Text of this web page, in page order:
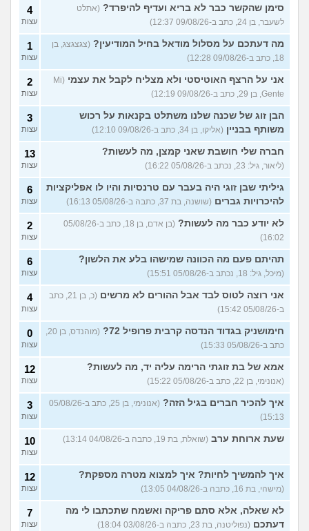
סימן שהקשר כבר לא בריא ועדיף להיפרד? (אתלט
לשעבר, בן 24, כתב ב-09/08/26 12:37)
4
עצות
מה דעתכם על מסלול מודאל בחיל המודיעין? (צגצגצג, בן
18, כתב ב-09/08/26 12:28)
1
עצות
אני על הרצף האוטיסטי ולא מצליח לקבל את עצמי
(Mi
Gente, בן 29, כתב ב-09/08/26 12:19)
2
עצות
הבן זוג של שכנה שלנו משתלט בקנאות על רכוש
משותף בבניין (אליקו, בן 34, כתב ב-09/08/26 12:10)
3
עצות
חברה שלי חושבת שאני קמצן, מה לעשות?
(ליאור, גיל: 23, נכתב ב-05/08/26 16:22)
13
עצות
גיליתי שבן זוגי היה בעבר עם טרנסיות והיו לו אפליקציות
להיכרויות גברים (שושנה, בת 37, כתבה ב-05/08/26 16:13)
6
עצות
לא יודע כבר מה לעשות?
(בן אדם, בן 18, כתב ב-05/08/26
16:02)
2
עצות
תהיתם פעם מה הכוונה שמישהו בלע את הלשון?
(מיכל, גיל: 18, נכתב ב-05/08/26 15:51)
6
עצות
אני רוצה לטוס לבד אבל ההורים לא מרשים
(כ, בן 21, כתב
ב-05/08/26 15:42)
4
עצות
חימושניק בגדוד הנדסה קרבית פרופיל 72?
(מוהנדס, בן 20,
כתב ב-05/08/26 15:33)
0
עצות
אמא של בת זוגתי הרימה עליה יד, מה לעשות?
(אנונימי, בן 22, כתב ב-05/08/26 15:22)
12
עצות
איך להכיר חברים בגיל הזה?
(אנונימי, בן 25, כתב ב-05/08/26
15:13)
3
עצות
שעת ארוחת ערב (שואלת, בת 19, כתבה ב-04/08/26 13:14) 10
עצות
איך להמשיך לחיות? איך למצוא מטרה מספקת?
(מישהי, בת 16, כתבה ב-04/08/26 13:05)
12
עצות
לא שאלה, אלא סתם פריקה ואשמח שתכתבו לי מה
דעתכם (נפוליטנה, בת 23, כתבה ב-03/08/26 18:04)
7
עצות